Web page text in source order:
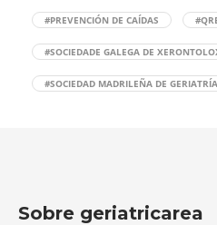
#PREVENCIÓN DE CAÍDAS
#SOCIEDADE GALEGA DE
#SOCIEDAD MADRILEÑA DE
Sobre geriatricarea